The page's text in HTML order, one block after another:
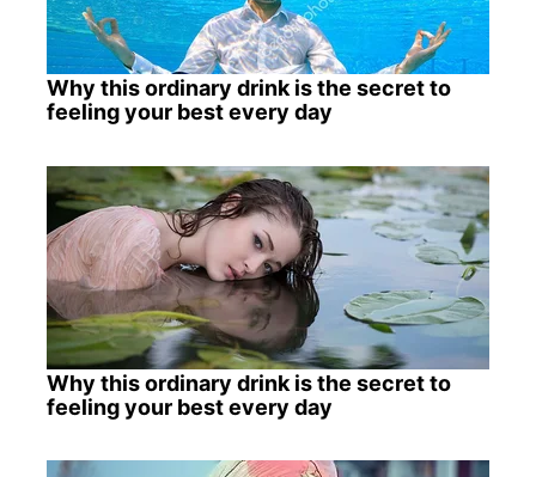
Why this ordinary drink is the secret to
feeling your best every day
Why this ordinary drink is the secret to
feeling your best every day